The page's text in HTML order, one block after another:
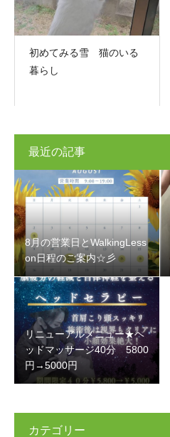
初めてみる雪 猫のいる
暮らし
最近の記事
8月の営業日とWalkingLess
on日程のご案内☆彡
リニューアルメニュー★ヘ
ッドマッサージ40分 5800
円→5000円
カテゴリー